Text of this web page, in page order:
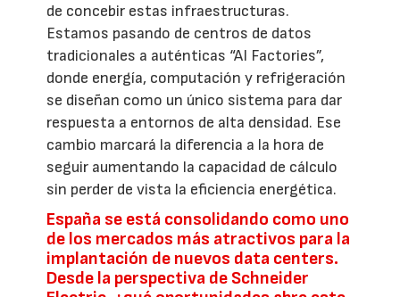
de concebir estas infraestructuras.
Estamos pasando de centros de datos
tradicionales a auténticas “AI Factories”,
donde energía, computación y refrigeración
se diseñan como un único sistema para dar
respuesta a entornos de alta densidad. Ese
cambio marcará la diferencia a la hora de
seguir aumentando la capacidad de cálculo
sin perder de vista la eficiencia energética.
España se está consolidando como uno
de los mercados más atractivos para la
implantación de nuevos data centers.
Desde la perspectiva de Schneider